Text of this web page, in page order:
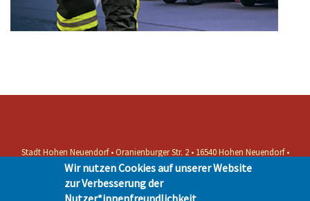
Stadt Hohen Neuendorf • Oranienburger Str. 2 • 16540 Hohen Neuendorf •
Telefon 03303-528-0
Impressum|Presse|Datenschutz | © Hohen-Neuendorf.de, Alle Rechte
vorbehalten - Vervielfältigung nur mit unserer Genehmigung
Wir nutzen Cookies auf unserer Website
zur Verbesserung der